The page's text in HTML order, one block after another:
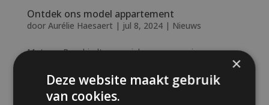
Ontdek ons model appartement
door Aurélie Haesaert | jul 8, 2024| Nieuws
Motown Parc biedt een unieke woonervaring waar
zelf de rustgevende ambiance en de hoogwaardige
materialen die ons project zo bijzonder maken. Neem
×
Deze website maakt gebruik
van cookies.